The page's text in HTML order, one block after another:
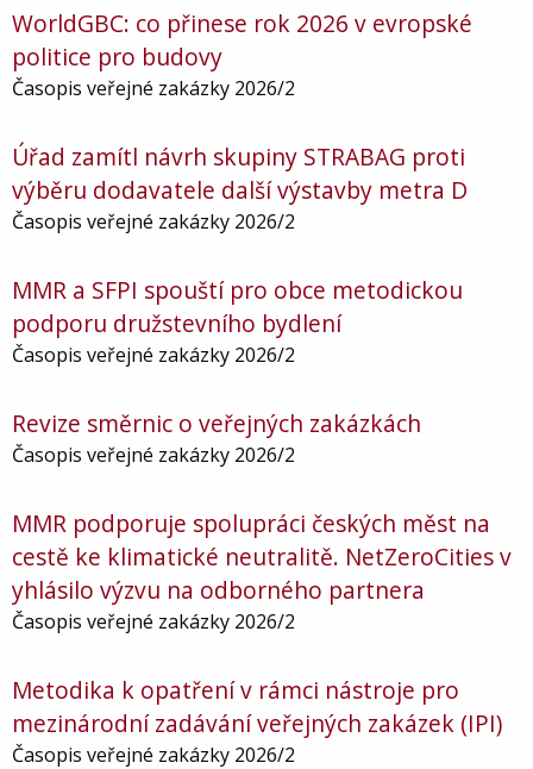
WorldGBC: co přinese rok 2026 v evropské
politice pro budovy
Časopis veřejné zakázky 2026/2
Úřad zamítl návrh skupiny STRABAG proti
výběru dodavatele další výstavby metra D
Časopis veřejné zakázky 2026/2
MMR a SFPI spouští pro obce metodickou
podporu družstevního bydlení
Časopis veřejné zakázky 2026/2
Revize směrnic o veřejných zakázkách
Časopis veřejné zakázky 2026/2
MMR podporuje spolupráci českých měst na
cestě ke klimatické neutralitě. NetZeroCities v
yhlásilo výzvu na odborného partnera
Časopis veřejné zakázky 2026/2
Metodika k opatření v rámci nástroje pro
mezinárodní zadávání veřejných zakázek (IPI)
Časopis veřejné zakázky 2026/2